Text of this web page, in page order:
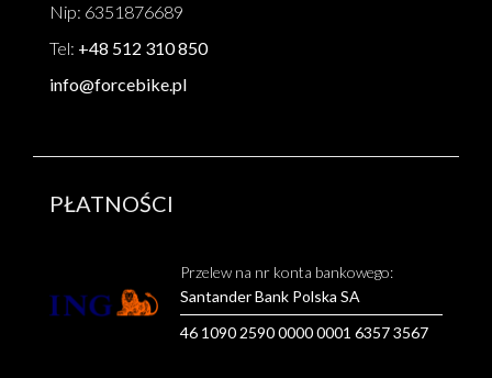
Nip: 6351876689
Tel: +48 512 310 850
info@forcebike.pl
PŁATNOŚCI
Przelew na nr konta bankowego:
Santander Bank Polska SA
46 1090 2590 0000 0001 6357 3567